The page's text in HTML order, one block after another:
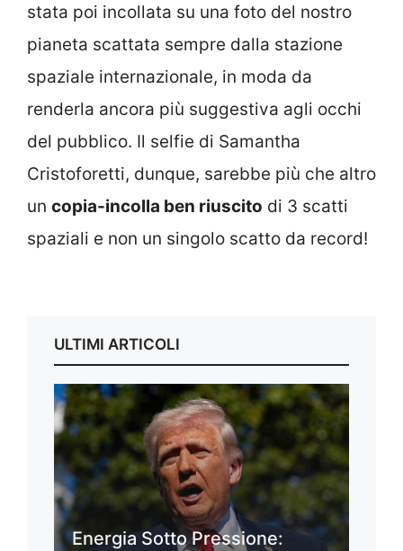
stata poi incollata su una foto del nostro
pianeta scattata sempre dalla stazione
spaziale internazionale, in moda da
renderla ancora più suggestiva agli occhi
del pubblico. Il selfie di Samantha
Cristoforetti, dunque, sarebbe più che altro
un copia-incolla ben riuscito di 3 scatti
spaziali e non un singolo scatto da record!
ULTIMI ARTICOLI
Energia Sotto Pressione: